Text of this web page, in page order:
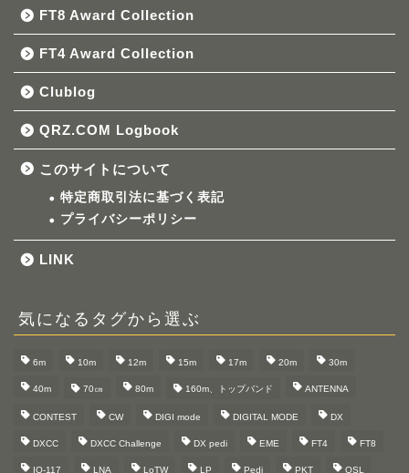
FT8 Award Collection
FT4 Award Collection
Clublog
QRZ.COM Logbook
このサイトについて
特定商取引法に基づく表記
プライバシーポリシー
LINK
気になるタグから選ぶ
6m 10m 12m 15m 17m 20m 30m
40m 70㎝ 80m 160m、トップバンド ANTENNA
CONTEST CW DIGI mode DIGITAL MODE DX
DXCC DXCC Challenge DX pedi EME FT4 FT8
IO-117 LNA LoTW LP Pedi PKT QSL